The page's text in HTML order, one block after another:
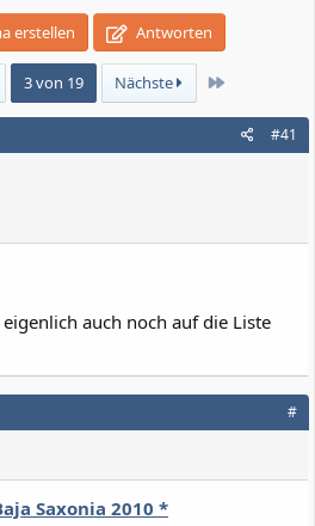
erstellen Antworten
3 von 19 Nächste Letzte
#41
auch noch auf die Liste
#
Saxonia 2010 *